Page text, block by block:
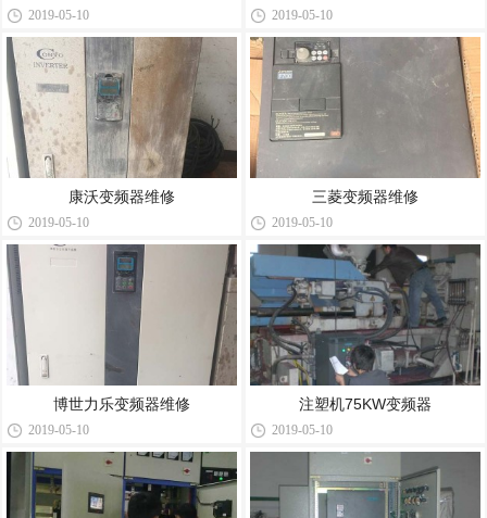
2019-05-10
康沃变频器维修
2019-05-10
博世力乐变频器维修
2019-05-10
2019-05-10
三菱变频器维修
2019-05-10
注塑机75KW变频器
2019-05-10